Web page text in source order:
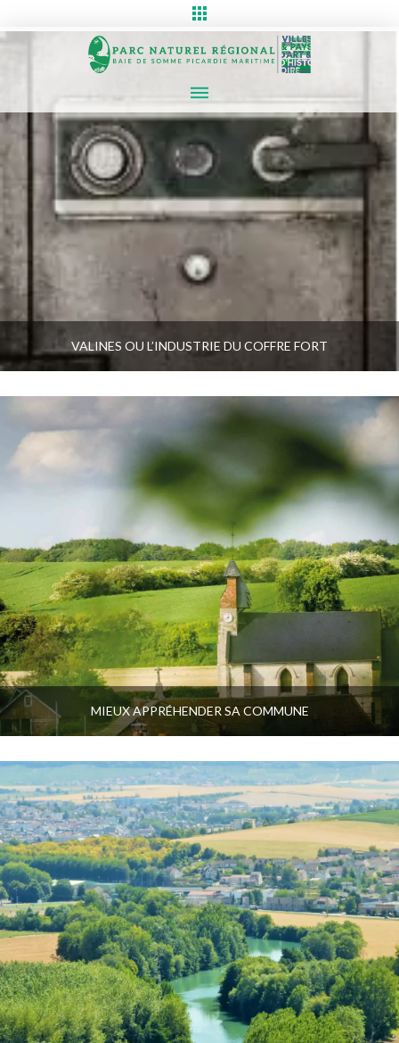
VALINES OU L’INDUSTRIE DU COFFRE FORT
MIEUX APPRÉHENDER SA COMMUNE